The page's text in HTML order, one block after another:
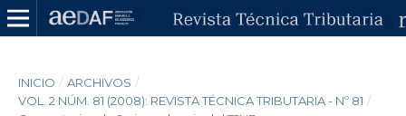
INICIO / ARCHIVOS /
VOL. 2 NÚM. 81 (2008): REVISTA TÉCNICA TRIBUTARIA - Nº 81 /